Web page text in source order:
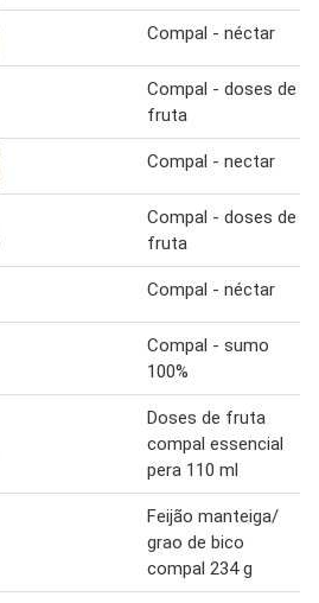
Compal - néctar
Compal - doses de
fruta
Compal - nectar
Compal - doses de
fruta
Compal - néctar
Compal - sumo
100%
Doses de fruta
compal essencial
pera 110 ml
Feijão manteiga/
grao de bico
compal 234 g